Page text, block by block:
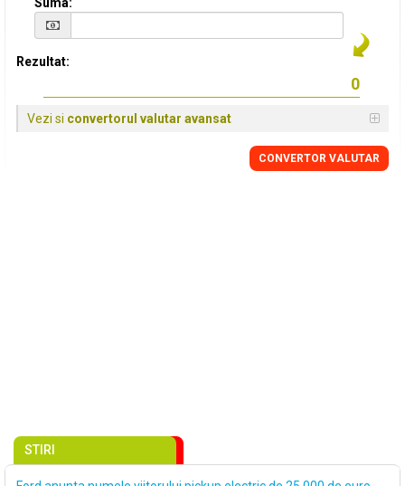
Rezultat:
Vezi si convertorul valutar avansat
CONVERTOR VALUTAR
STIRI